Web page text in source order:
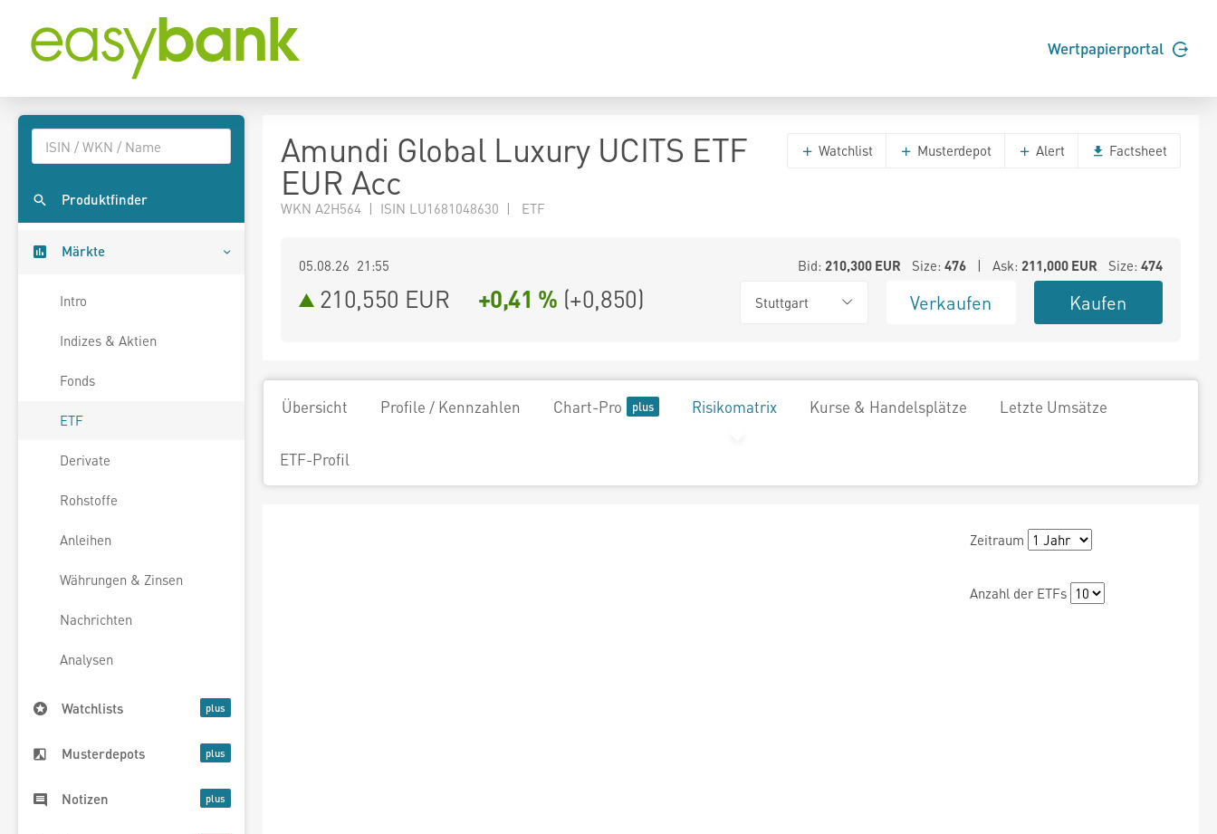
Wertpapierportal
Produktfinder
Märkte
Intro
Indizes & Aktien
Fonds
ETF
Derivate
Rohstoffe
Anleihen
Währungen & Zinsen
Nachrichten
Analysen
Watchlists
Musterdepots
Notizen
Amundi Global Luxury UCITS ETF
EUR Acc
WKN A2H564 | ISIN LU1681048630 | ETF
Watchlist Musterdepot Alert Factsheet
05.08.26 21:55 Bid: 210,300EUR Size: 476| Ask: 211,000EUR Size: 474
210,550 EUR +0,41 % (+0,850) Stuttgart Verkaufen Kaufen
Übersicht Profile / Kennzahlen Chart-Pro Risikomatrix Kurse & Handelsplätze Letzte Umsätze
ETF-Profil
Zeitraum
Anzahl der ETFs